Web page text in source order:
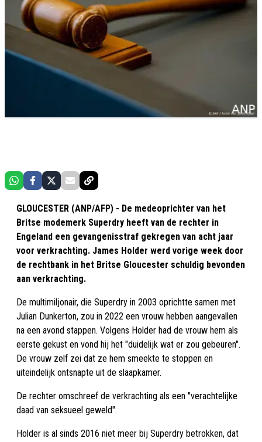
GLOUCESTER (ANP/AFP) - De medeoprichter van het
Britse modemerk Superdry heeft van de rechter in
Engeland een gevangenisstraf gekregen van acht jaar
voor verkrachting. James Holder werd vorige week door
de rechtbank in het Britse Gloucester schuldig bevonden
aan verkrachting.
De multimiljonair, die Superdry in 2003 oprichtte samen met
Julian Dunkerton, zou in 2022 een vrouw hebben aangevallen
na een avond stappen. Volgens Holder had de vrouw hem als
eerste gekust en vond hij het "duidelijk wat er zou gebeuren".
De vrouw zelf zei dat ze hem smeekte te stoppen en
uiteindelijk ontsnapte uit de slaapkamer.
De rechter omschreef de verkrachting als een "verachtelijke
daad van seksueel geweld".
Holder is al sinds 2016 niet meer bij Superdry betrokken, dat